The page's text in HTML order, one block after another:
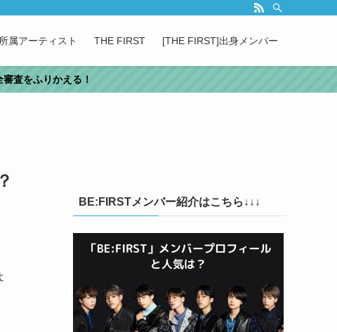
属アーティスト THE FIRST [THE FIRST]出身メンバー
査をふりかえる！
BE:FIRSTメンバー紹介はこちら↓↓↓